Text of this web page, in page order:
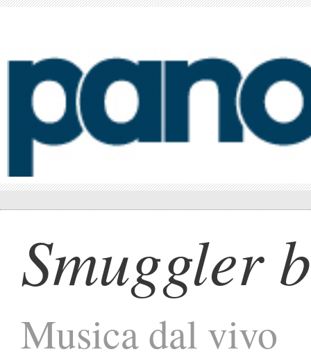
Smuggler
Musica dal vivo